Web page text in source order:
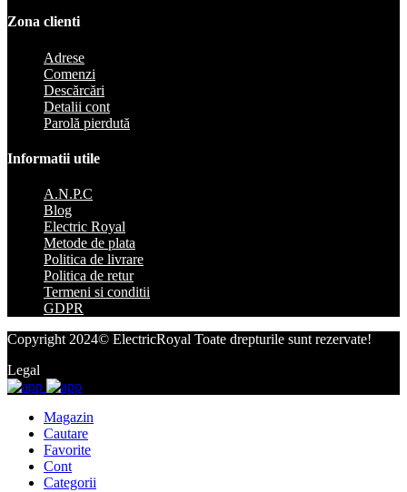
Zona clienti
Adrese
Comenzi
Descărcări
Detalii cont
Parolă pierdută
Informatii utile
A.N.P.C
Blog
Electric Royal
Metode de plata
Politica de livrare
Politica de retur
Termeni si conditii
GDPR
Copyright 2024© ElectricRoyal Toate drepturile sunt rezervate!
Legal
Magazin
Cautare
Favorite
Cont
Categorii